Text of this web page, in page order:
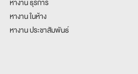
หางาน ธุรการ
หางาน ในห้าง
หางาน ประชาสัมพันธ์